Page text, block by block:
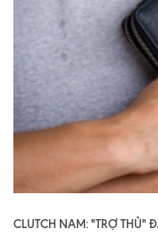
CLUTCH NAM: "TRỢ THỦ"